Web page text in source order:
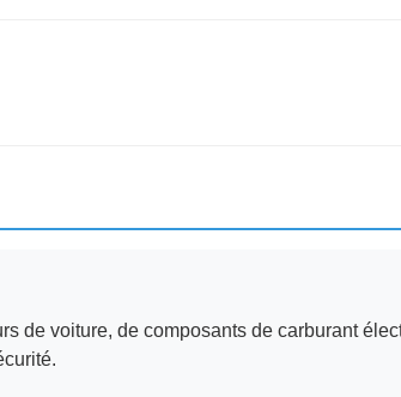
de voiture, de composants de carburant